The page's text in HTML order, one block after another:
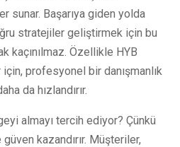
sunar. Başarıya giden yolda
stratejiler geliştirmek için bu
kaçınılmaz. Özellikle HYB
profesyonel bir danışmanlık
da hızlandırır.
almayı tercih ediyor? Çünkü
kazandırır. Müşteriler,